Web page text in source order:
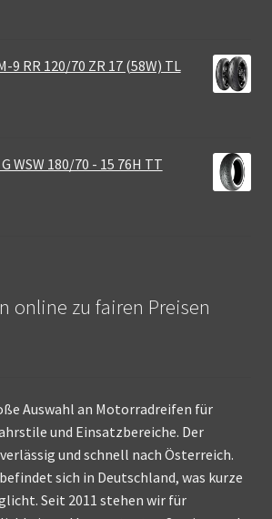
9 RR 120/70 ZR 17 (58W) TL
WSW 180/70 - 15 76H TT
online zu fairen Preisen
Auswahl an Motorradreifen für
und Einsatzbereiche. Der
und schnell nach Österreich.
sich in Deutschland, was kurze
Seit 2011 stehen wir für